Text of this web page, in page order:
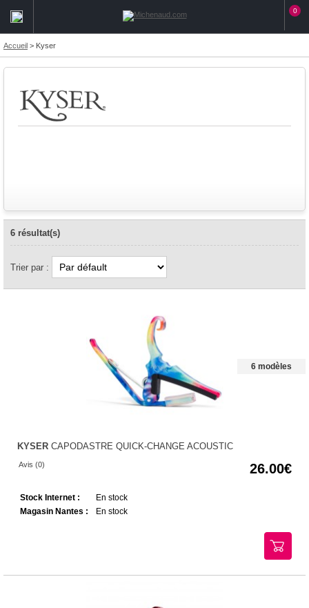
0
Accueil > Kyser
6 résultat(s)
Trier par :
6 modèles
KYSER CAPODASTRE QUICK-CHANGE ACOUSTIC
Avis (0) 26.00
Stock Internet :
En stock
Magasin Nantes :
En stock